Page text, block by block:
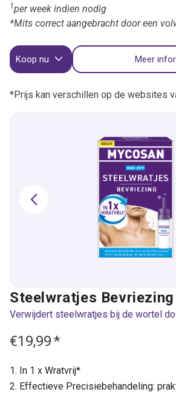
1per week indien nodig
*Mits correct aangebracht door een
Koop nu Meer
*Prijs kan verschillen op de websites
Steelwratjes Bevriezing
Verwijdert steelwratjes bij de wortel
€19,99*
In 1 x Wratvrij*
Effectieve Precisiebehandeling: